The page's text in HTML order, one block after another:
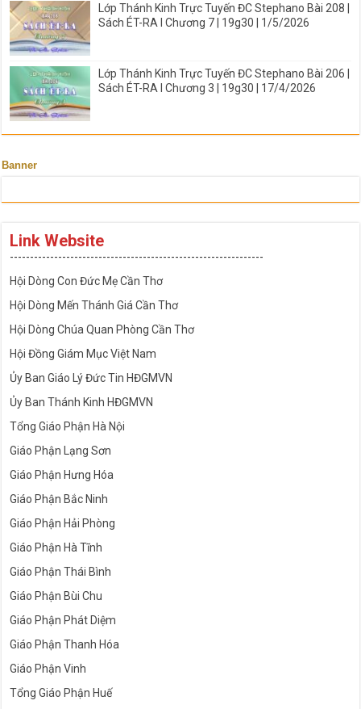
Lớp Thánh Kinh Trực Tuyến ĐC Stephano Bài 208 |
Sách ÉT-RA I Chương 7 | 19g30 | 1/5/2026
Lớp Thánh Kinh Trực Tuyến ĐC Stephano Bài 206 |
Sách ÉT-RA I Chương 3 | 19g30 | 17/4/2026
Banner
Link Website
---------------------------------------------------------------
Hội Dòng Con Đức Mẹ Cần Thơ
Hội Dòng Mến Thánh Giá Cần Thơ
Hội Dòng Chúa Quan Phòng Cần Thơ
Hội Đồng Giám Mục Việt Nam
Ủy Ban Giáo Lý Đức Tin HĐGMVN
Ủy Ban Thánh Kinh HĐGMVN
Tổng Giáo Phận Hà Nội
Giáo Phận Lạng Sơn
Giáo Phận Hưng Hóa
Giáo Phận Bắc Ninh
Giáo Phận Hải Phòng
Giáo Phận Hà Tĩnh
Giáo Phận Thái Bình
Giáo Phận Bùi Chu
Giáo Phận Phát Diệm
Giáo Phận Thanh Hóa
Giáo Phận Vinh
Tổng Giáo Phận Huế